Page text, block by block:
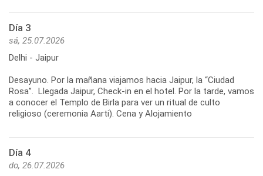
Día 3
sá, 25.07.2026
Delhi - Jaipur
Desayuno. Por la mañana viajamos hacia Jaipur, la “Ciudad
Rosa”. Llegada Jaipur, Check-in en el hotel. Por la tarde, vamos
a conocer el Templo de Birla para ver un ritual de culto
religioso (ceremonia Aarti). Cena y Alojamiento
Día 4
do, 26.07.2026